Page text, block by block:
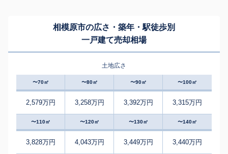
相模原市の広さ・築年・駅徒歩別
一戸建て売却相場
土地広さ
〜70㎡ 〜80㎡ 〜90㎡ 〜100㎡
2,579万円 3,258万円 3,392万円 3,315万円
〜110㎡ 〜120㎡ 〜130㎡ 〜140㎡
3,828万円 4,043万円 3,449万円 3,440万円